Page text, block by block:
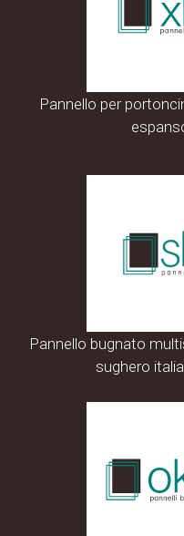
Pannello per
Pannello bugnato
sughero